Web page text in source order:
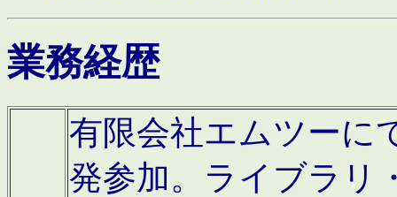
業務経歴
有限会社エムツーに
発参加。ライブラリ